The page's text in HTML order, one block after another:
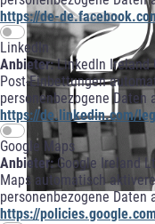
https://de-
LinkedIn
Anbieter:LinkedIn Ireland
Post-Einbettungen
personenbezogene Daten
https://de.linkedin.com/
Google Maps
Anbieter:Google Ireland
Maps automatisch
personenbezogene Daten
https://